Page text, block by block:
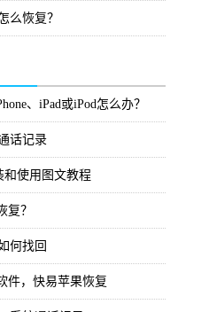
么恢复？
、iPad或iPod怎么办？
话记录
和使用图文教程
复？
何找回
件，快易苹果恢复